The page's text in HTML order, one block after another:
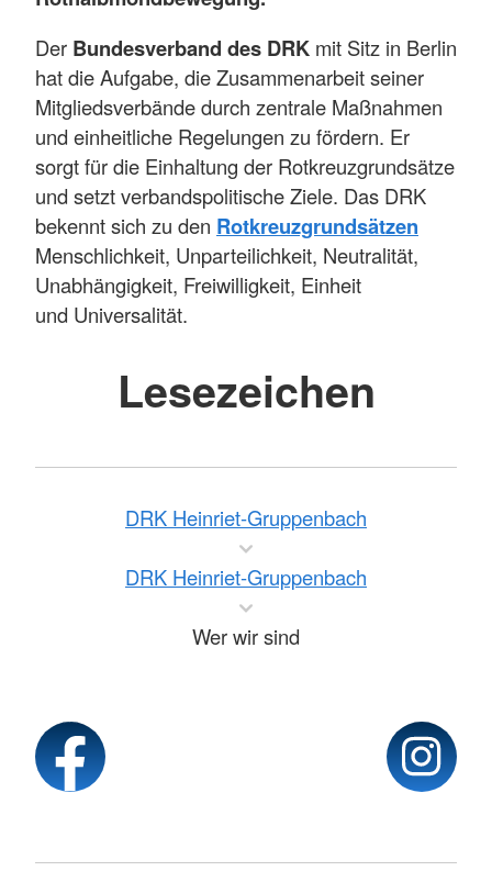
Der Bundesverband des DRK mit Sitz in Berlin
hat die Aufgabe, die Zusammenarbeit seiner
Mitgliedsverbände durch zentrale Maßnahmen
und einheitliche Regelungen zu fördern. Er
sorgt für die Einhaltung der Rotkreuzgrundsätze
und setzt verbandspolitische Ziele. Das DRK
bekennt sich zu den Rotkreuzgrundsätzen
Menschlichkeit, Unparteilichkeit, Neutralität,
Unabhängigkeit, Freiwilligkeit, Einheit
und Universalität.
Lesezeichen
DRK Heinriet-Gruppenbach
DRK Heinriet-Gruppenbach
Wer wir sind